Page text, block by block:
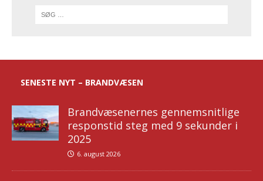
SENESTE NYT – BRANDVÆSEN
Brandvæsenernes gennemsnitlige
responstid steg med 9 sekunder i
2025
6. august 2026